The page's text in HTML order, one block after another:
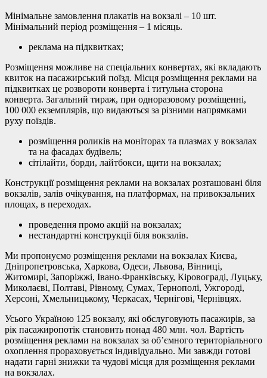
Мінімальне замовлення плакатів на вокзалі – 10 шт.
Мінімальний період розміщення – 1 місяць.
реклама на підквитках;
Розміщення можливе на спеціальних конвертах, які вкладають
квиток на пасажирський поїзд. Місця розміщення реклами на
підквитках це розвороти конверта і титульна сторона
конверта. Загальний тираж, при одноразовому розміщенні,
100 000 екземплярів, що видаються за різними напрямками
руху поїздів.
розміщення роликів на моніторах та плазмах у вокзалах
та на фасадах будівель;
сітілайти, борди, лайтбокси, щити на вокзалах;
Конструкції розміщення реклами на вокзалах розташовані біля
вокзалів, залів очікування, на платформах, на привокзальних
площах, в переходах.
проведення промо акцій на вокзалах;
нестандартні конструкції біля вокзалів.
Ми пропонуємо розміщення реклами на вокзалах Києва,
Дніпропетровська, Харкова, Одеси, Львова, Вінниці,
Житомирі, Запоріжжі, Івано-Франківську, Кіровограді, Луцьку,
Миколаєві, Полтаві, Рівному, Сумах, Тернополі, Ужгороді,
Херсоні, Хмельницькому, Черкасах, Чернігові, Чернівцях.
Усього Україною 125 вокзалу, які обслуговують пасажирів, за
рік пасажиропотік становить понад 480 млн. чол. Вартість
розміщення реклами на вокзалах за об’ємного територіального
охоплення прораховується індивідуально. Ми завжди готові
надати гарні знижки та чудові місця для розміщення реклами
на вокзалах.